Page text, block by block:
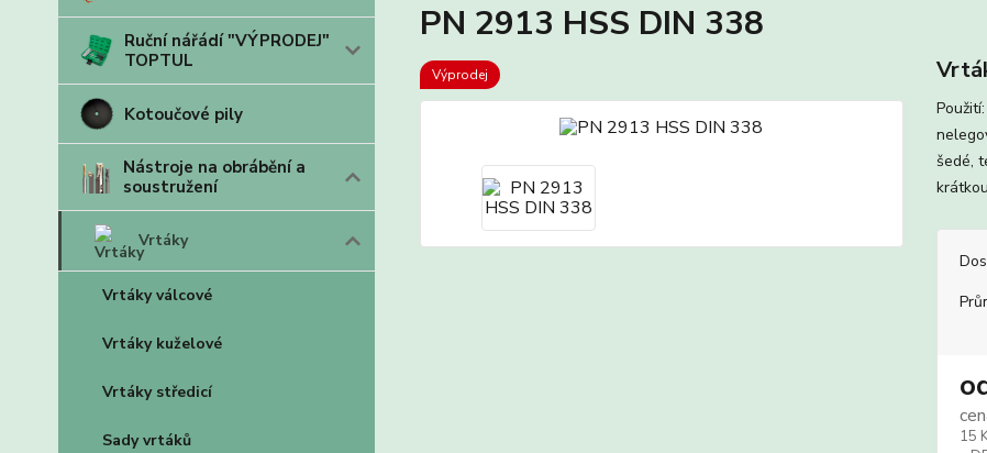
Ruční nářádí "VÝPRODEJ"
TOPTUL
Kotoučové pily
Nástroje na obrábění a
soustružení
Vrtáky
Vrtáky válcové
Vrtáky kuželové
Vrtáky středicí
Sady vrtáků
PN 2913 HSS DIN 338
Výprodej
šedé,
15